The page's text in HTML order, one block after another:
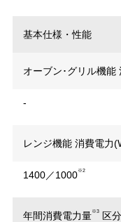
基本仕様・性能
オーブン･グリル機能
-
レンジ機能 消費電力
1400／1000※2
年間消費電力量※3 区分